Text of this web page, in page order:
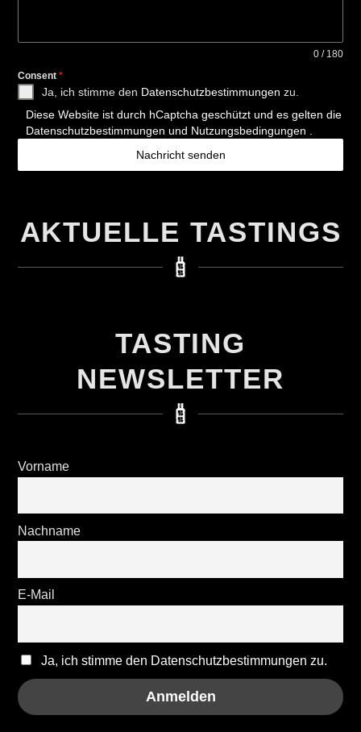
0 / 180
Consent*
Ja, ich stimme den Datenschutzbestimmungen zu.
Diese Website ist durch hCaptcha geschützt und es gelten die
Datenschutzbestimmungenund Nutzungsbedingungen .
Nachricht senden
AKTUELLE TASTINGS
TASTING
NEWSLETTER
Vorname
Nachname
E-Mail
Ja, ich stimme den Datenschutzbestimmungen zu.